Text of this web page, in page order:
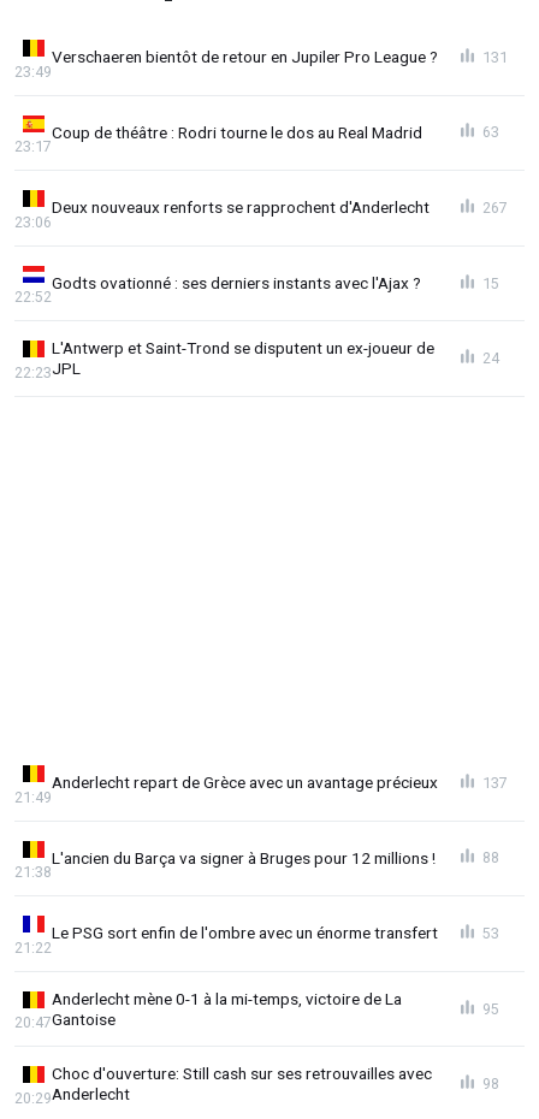
Verschaeren bientôt de retour en Jupiler Pro League ?
23:49
131
Coup de théâtre : Rodri tourne le dos au Real Madrid
23:17
63
Deux nouveaux renforts se rapprochent d'Anderlecht
23:06
267
Godts ovationné : ses derniers instants avec l'Ajax ?
22:52
15
L'Antwerp et Saint-Trond se disputent un ex-joueur de
JPL
22:23
24
Anderlecht repart de Grèce avec un avantage précieux
21:49
137
L'ancien du Barça va signer à Bruges pour 12 millions !
21:38
88
Le PSG sort enfin de l'ombre avec un énorme transfert
21:22
53
Anderlecht mène 0-1 à la mi-temps, victoire de La
Gantoise
20:47
95
Choc d'ouverture: Still cash sur ses retrouvailles avec
Anderlecht
20:29
98